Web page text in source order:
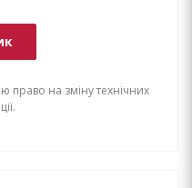
на зміну технічних